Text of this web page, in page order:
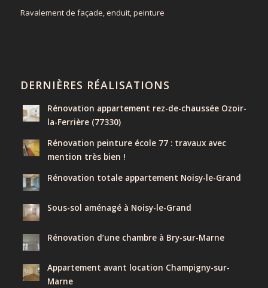
Ravalement de façade, enduit, peinture
DERNIÈRES RÉALISATIONS
Rénovation appartement rez-de-chaussée Ozoir-
la-Ferrière (77330)
Rénovation peinture école 77 : travaux avec
mention très bien !
Rénovation totale appartement Noisy-le-Grand
Sous-sol aménagé à Noisy-le-Grand
Rénovation d’une chambre à Bry-sur-Marne
Appartement avant location Champigny-sur-
Marne